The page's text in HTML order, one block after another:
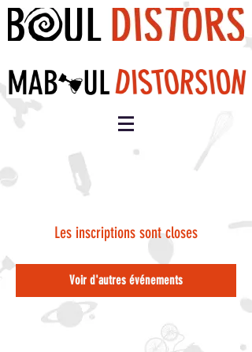
Les inscriptions sont closes
Voir d'autres événements